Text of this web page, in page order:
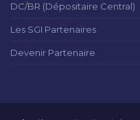
DC/BR (Dépositaire Central)
Les SGI Partenaires
Devenir Partenaire